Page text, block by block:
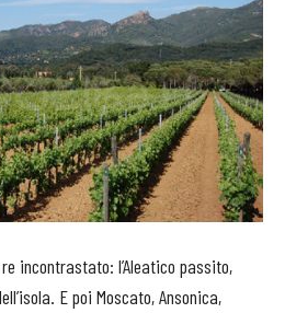
incontrastato: l’Aleatico passito,
E poi Moscato, Ansonica,